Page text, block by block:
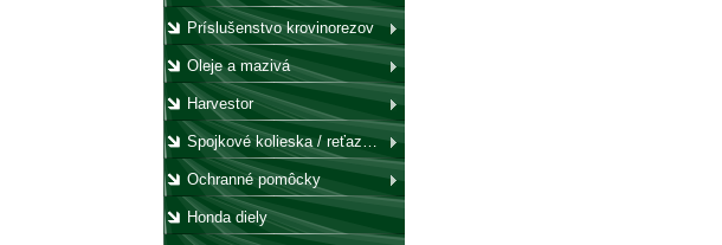
Príslušenstvo krovinorezov
Oleje a mazivá
Harvestor
Spojkové kolieska / reťazovky
Ochranné pomôcky
Honda diely